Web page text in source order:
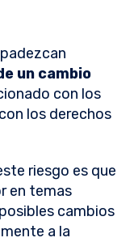
un cambio
con los
los derechos
riesgo es que
en temas
cambios
a la